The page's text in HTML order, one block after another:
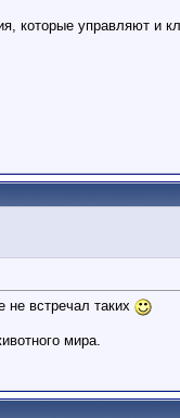
которые управляют и
не встречал таких
мира.